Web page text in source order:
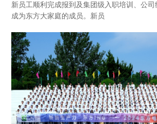
新员工顺利完成报到及集团级入职培训、公
成为东方大家庭的成员。新员